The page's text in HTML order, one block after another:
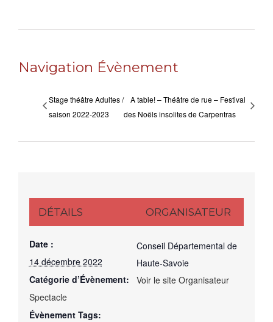
Navigation Évènement
Stage théâtre Adultes /
saison 2022-2023
A table! – Théâtre de rue – Festival
des Noëls insolites de Carpentras
DÉTAILS
Date :
14 décembre 2022
Catégorie d’Évènement:
Spectacle
Évènement Tags:
ORGANISATEUR
Conseil Départemental de
Haute-Savoie
Voir le site Organisateur